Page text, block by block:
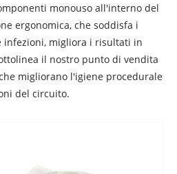
monouso all'interno del
ergonomica, che soddisfa i
migliora i risultati in
il nostro punto di vendita
migliorano l'igiene procedurale
del circuito.